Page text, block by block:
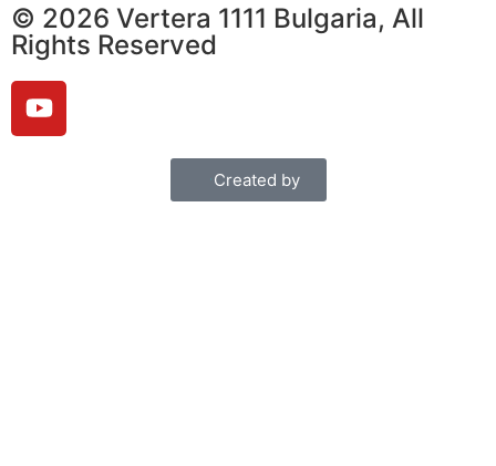
© 2026 Vertera 1111 Bulgaria, All
Rights Reserved
Created by